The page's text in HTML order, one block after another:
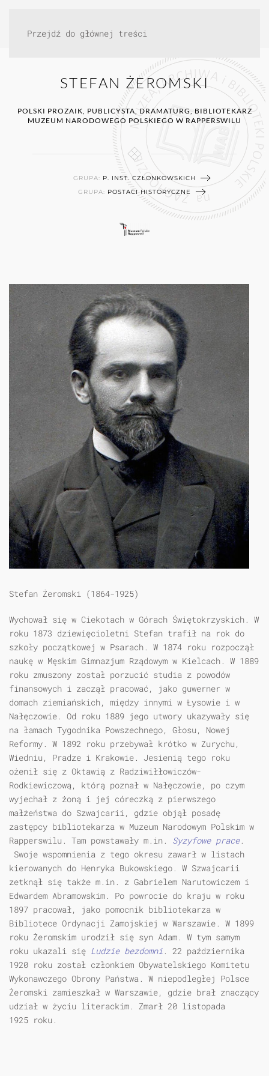
Przejdź do głównej treści
STEFAN ŻEROMSKI
POLSKI PROZAIK, PUBLICYSTA, DRAMATURG, BIBLIOTEKARZ
MUZEUM NARODOWEGO POLSKIEGO W RAPPERSWILU
GRUPA: P. INST. CZŁONKOWSKICH
GRUPA: POSTACI HISTORYCZNE
Stefan Żeromski (1864-1925)
Wychował się w Ciekotach w Górach Świętokrzyskich. W
roku 1873 dziewięcioletni Stefan trafił na rok do
szkoły początkowej w Psarach. W 1874 roku rozpoczął
naukę w Męskim Gimnazjum Rządowym w Kielcach. W 1889
roku zmuszony został porzucić studia z powodów
finansowych i zaczął pracować, jako guwerner w
domach ziemiańskich, między innymi w Łysowie i w
Nałęczowie. Od roku 1889 jego utwory ukazywały się
na łamach Tygodnika Powszechnego, Głosu, Nowej
Reformy. W 1892 roku przebywał krótko w Zurychu,
Wiedniu, Pradze i Krakowie. Jesienią tego roku
ożenił się z Oktawią z Radziwiłłowiczów-
Rodkiewiczową, którą poznał w Nałęczowie, po czym
wyjechał z żoną i jej córeczką z pierwszego
małżeństwa do Szwajcarii, gdzie objął posadę
zastępcy bibliotekarza w Muzeum Narodowym Polskim w
Rapperswilu. Tam powstawały m.in. Syzyfowe prace.
Swoje wspomnienia z tego okresu zawarł w listach
kierowanych do Henryka Bukowskiego. W Szwajcarii
zetknął się także m.in. z Gabrielem Narutowiczem i
Edwardem Abramowskim. Po powrocie do kraju w roku
1897 pracował, jako pomocnik bibliotekarza w
Bibliotece Ordynacji Zamojskiej w Warszawie. W 1899
roku Żeromskim urodził się syn Adam. W tym samym
roku ukazali się Ludzie bezdomni. 22 października
1920 roku został członkiem Obywatelskiego Komitetu
Wykonawczego Obrony Państwa. W niepodległej Polsce
Żeromski zamieszkał w Warszawie, gdzie brał znaczący
udział w życiu literackim. Zmarł 20 listopada
1925 roku.